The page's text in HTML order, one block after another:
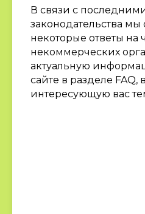
В связи с
законодательства
некоторые ответы на
некоммерческих
актуальную
сайте в разделе FAQ,
интересующую вас
Ждем вас
на
бесплатные